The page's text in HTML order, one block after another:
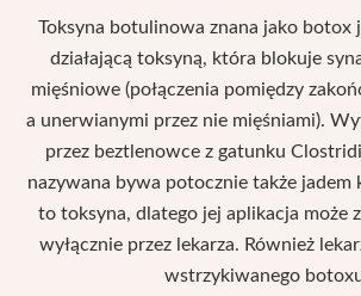
Toksyna botulinowa znana jako botox
działającą toksyną, która blokuje
mięśniowe (połączenia pomiędzy
a unerwianymi przez nie mięśniami).
przez beztlenowce z gatunku
nazywana bywa potocznie także jadem
to toksyna, dlatego jej aplikacja może
wyłącznie przez lekarza. Również
wstrzykiwanego